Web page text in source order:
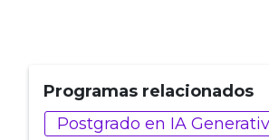
Programas relacionados
Postgrado en IA